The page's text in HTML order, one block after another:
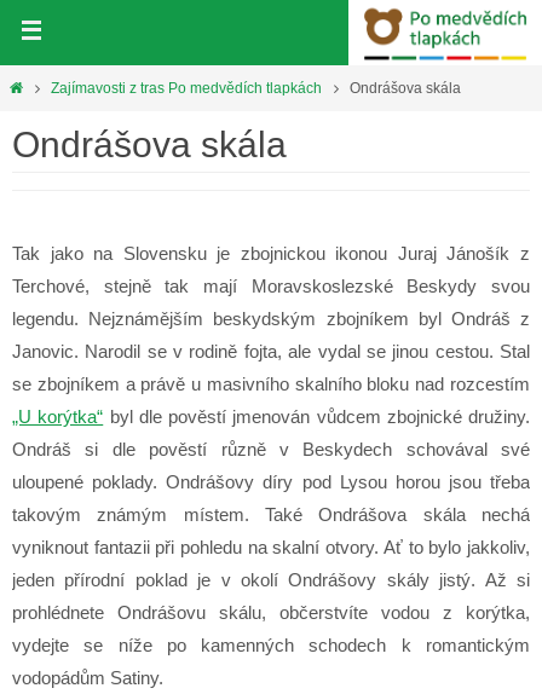
obsahHomeZajímavosti z tras Po medvědích tlapkách Ondrášova skála
Ondrášova skála
Tak jako na Slovensku je zbojnickou ikonou Juraj Jánošík z
Terchové, stejně tak mají Moravskoslezské Beskydy svou
legendu. Nejznámějším beskydským zbojníkem byl Ondráš z
Janovic. Narodil se v rodině fojta, ale vydal se jinou cestou. Stal
se zbojníkem a právě u masivního skalního bloku nad rozcestím
„U korýtka“ byl dle pověstí jmenován vůdcem zbojnické družiny.
Ondráš si dle pověstí různě v Beskydech schovával své
uloupené poklady. Ondrášovy díry pod Lysou horou jsou třeba
takovým známým místem. Také Ondrášova skála nechá
vyniknout fantazii při pohledu na skalní otvory. Ať to bylo jakkoliv,
jeden přírodní poklad je v okolí Ondrášovy skály jistý. Až si
prohlédnete Ondrášovu skálu, občerstvíte vodou z korýtka,
vydejte se níže po kamenných schodech k romantickým
vodopádům Satiny.